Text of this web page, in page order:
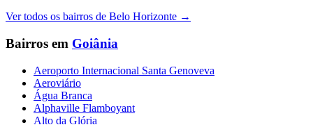
Ver todos os bairros de Belo Horizonte →
Bairros em Goiânia
Aeroporto Internacional Santa Genoveva
Aeroviário
Água Branca
Alphaville Flamboyant
Alto da Glória